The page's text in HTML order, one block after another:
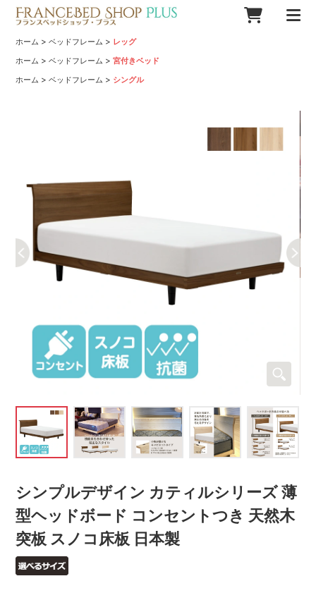
ホーム >ベッドフレーム > レッグ
ホーム >ベッドフレーム >宮付きベッド
ホーム >ベッドフレーム > シングル
シンプルデザイン カティルシリーズ 薄
型ヘッドボード コンセントつき 天然木
突板 スノコ床板 日本製